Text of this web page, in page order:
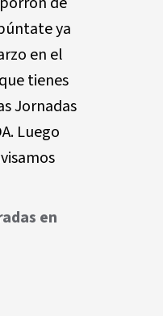
ya
en el
tienes
Jornadas
Luego
en